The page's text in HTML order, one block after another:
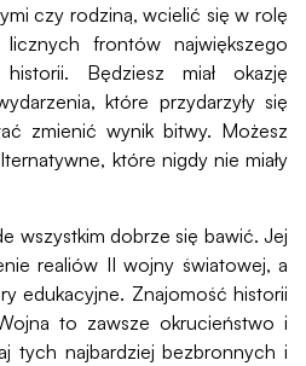
czy rodziną, wcielić się w rolę
frontów największego
Będziesz miał okazję
które przydarzyły się
zmienić wynik bitwy. Możesz
które nigdy nie miały
wszystkim dobrze się bawić. Jej
realiów II wojny światowej, a
edukacyjne. Znajomość historii
to zawsze okrucieństwo i
tych najbardziej bezbronnych i